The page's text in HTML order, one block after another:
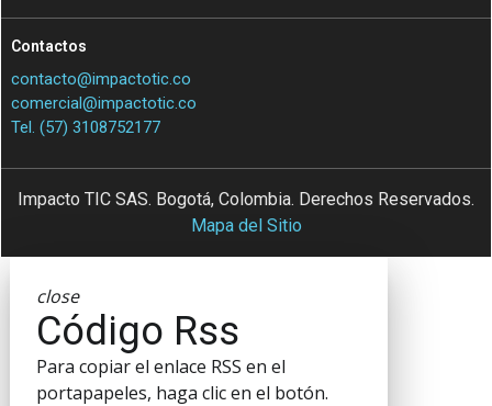
Contactos
contacto@impactotic.co
comercial@impactotic.co
Tel. (57) 3108752177
Impacto TIC SAS. Bogotá, Colombia. Derechos Reservados.
Mapa del Sitio
close
Código Rss
Para copiar el enlace RSS en el
portapapeles, haga clic en el botón.